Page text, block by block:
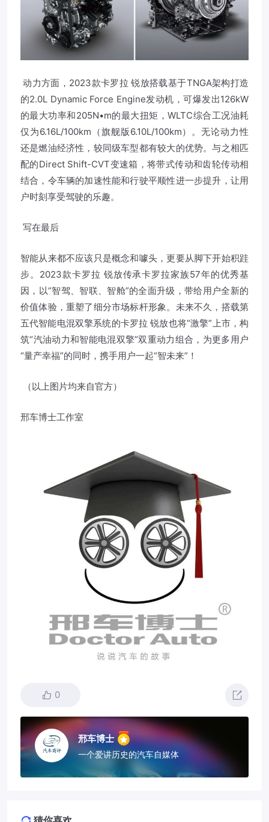
动力方面，2023款卡罗拉 锐放搭载基于TNGA架构打造
的2.0L Dynamic Force Engine发动机，可爆发出126kW
的最大功率和205N•m的最大扭矩，WLTC综合工况油耗
仅为6.16L/100km（旗舰版6.10L/100km）。无论动力性
还是燃油经济性，较同级车型都有较大的优势。与之相匹
配的Direct Shift-CVT变速箱，将带式传动和齿轮传动相
结合，令车辆的加速性能和行驶平顺性进一步提升，让用
户时刻享受驾驶的乐趣。
写在最后
智能从来都不应该只是概念和噱头，更要从脚下开始积跬
步。2023款卡罗拉 锐放传承卡罗拉家族57年的优秀基
因，以“智驾、智联、智舱”的全面升级，带给用户全新的
价值体验，重塑了细分市场标杆形象。未来不久，搭载第
五代智能电混双擎系统的卡罗拉 锐放也将“激擎”上市，构
筑“汽油动力和智能电混双擎”双重动力组合，为更多用户
“量产幸福”的同时，携手用户一起“智未来”！
（以上图片均来自官方）
邢车博士工作室
0
邢车博士
一个爱讲历史的汽车自媒体